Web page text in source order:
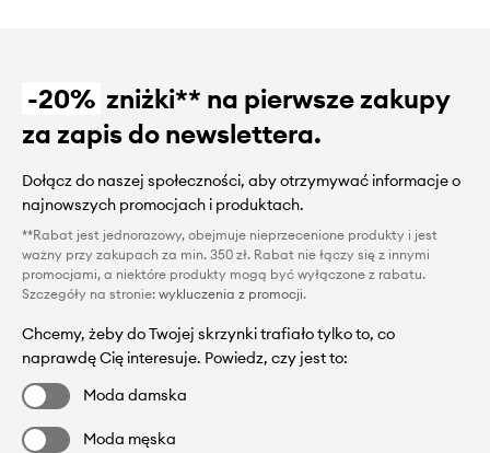
-20% zniżki** na pierwsze zakupy
za zapis do newslettera.
Dołącz do naszej społeczności, aby otrzymywać informacje o
najnowszych promocjach i produktach.
**Rabat jest jednorazowy, obejmuje nieprzecenione produkty i jest
ważny przy zakupach za min. 350 zł. Rabat nie łączy się z innymi
promocjami, a niektóre produkty mogą być wyłączone z rabatu.
Szczegóły na stronie: wykluczenia z promocji.
Chcemy, żeby do Twojej skrzynki trafiało tylko to, co
naprawdę Cię interesuje. Powiedz, czy jest to:
Moda damska
Moda męska